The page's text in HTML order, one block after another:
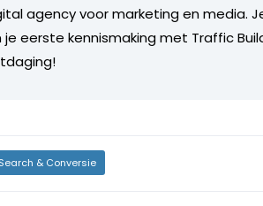
agency voor marketing en media.
je eerste kennismaking met Traffic
Search & Conversie